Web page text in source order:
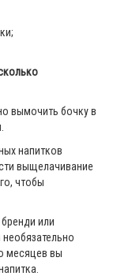
вымочить бочку в
напитков
выщелачивание
чтобы
или
месяцев вы